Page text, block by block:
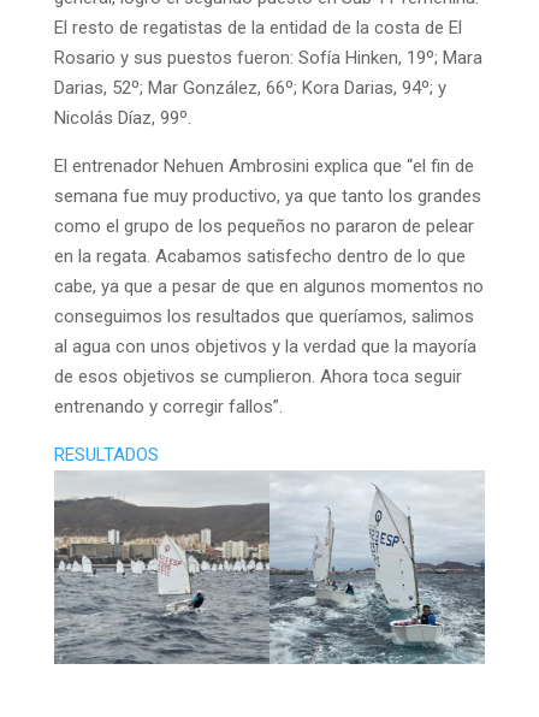
El resto de regatistas de la entidad de la costa de El
Rosario y sus puestos fueron: Sofía Hinken, 19º; Mara
Darias, 52º; Mar González, 66º; Kora Darias, 94º; y
Nicolás Díaz, 99º.
El entrenador Nehuen Ambrosini explica que “el fin de
semana fue muy productivo, ya que tanto los grandes
como el grupo de los pequeños no pararon de pelear
en la regata. Acabamos satisfecho dentro de lo que
cabe, ya que a pesar de que en algunos momentos no
conseguimos los resultados que queríamos, salimos
al agua con unos objetivos y la verdad que la mayoría
de esos objetivos se cumplieron. Ahora toca seguir
entrenando y corregir fallos”.
RESULTADOS